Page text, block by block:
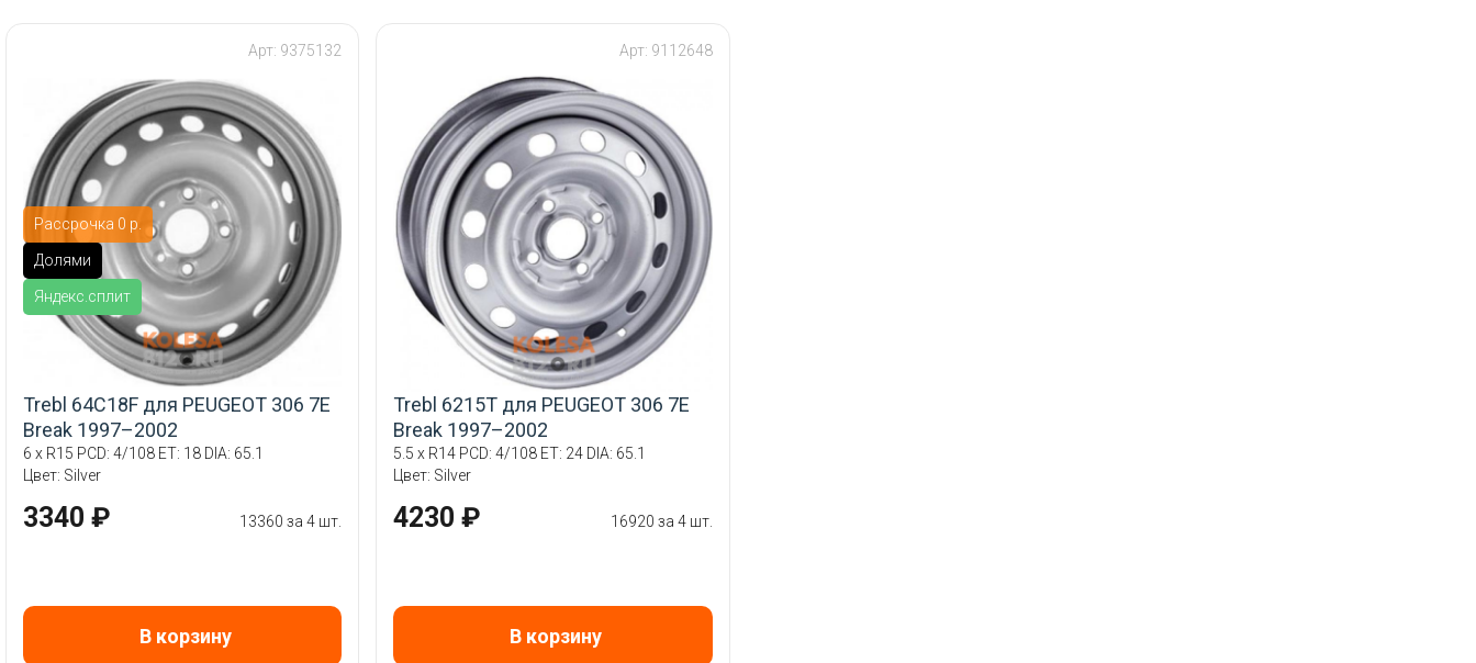
Рассрочка 0 р.
Долями
Яндекс.сплит
Арт: 9375132
Trebl 64C18F для PEUGEOT 306 7E
Break 1997–2002
6 x R15 PCD: 4/108 ET: 18 DIA: 65.1
Цвет: Silver
3340 ₽ 13360 за 4 шт.
В корзину
Арт: 9112648
Trebl 6215T для PEUGEOT 306 7E
Break 1997–2002
5.5 x R14 PCD: 4/108 ET: 24 DIA: 65.1
Цвет: Silver
4230 ₽ 16920 за 4 шт.
В корзину